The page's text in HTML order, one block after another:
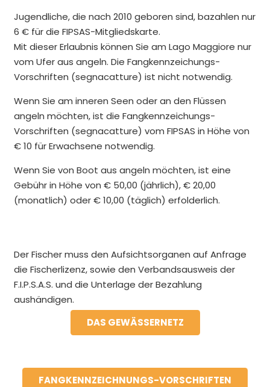
Jugendliche, die nach 2010 geboren sind, bazahlen nur
6 € für die FIPSAS-Mitgliedskarte.
Mit dieser Erlaubnis können Sie am Lago Maggiore nur
vom Ufer aus angeln. Die Fangkennzeichungs-
Vorschriften (segnacatture) ist nicht notwendig.
Wenn Sie am inneren Seen oder an den Flüssen
angeln möchten, ist die Fangkennzeichungs-
Vorschriften (segnacatture) vom FIPSAS in Höhe von
€ 10 für Erwachsene notwendig.
Wenn Sie von Boot aus angeln möchten, ist eine
Gebühr in Höhe von € 50,00 (jährlich), € 20,00
(monatlich) oder € 10,00 (täglich) erfolderlich.
Der Fischer muss den Aufsichtsorganen auf Anfrage
die Fischerlizenz, sowie den Verbandsausweis der
F.I.P.S.A.S. und die Unterlage der Bezahlung
aushändigen.
DAS GEWÄSSERNETZ
FANGKENNZEICHNUNGS-VORSCHRIFTEN